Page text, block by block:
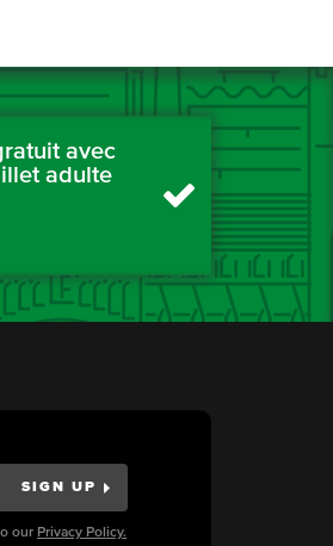
avec
adulte
our Privacy Policy.